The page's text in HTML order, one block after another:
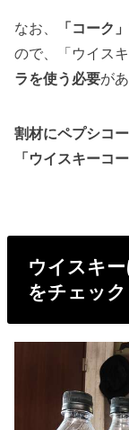
なお、 「コーク」
ので、「ウイス
ラを使う必要が
割材にペプシコ
「ウイスキーコー
ウイスキ
をチェック